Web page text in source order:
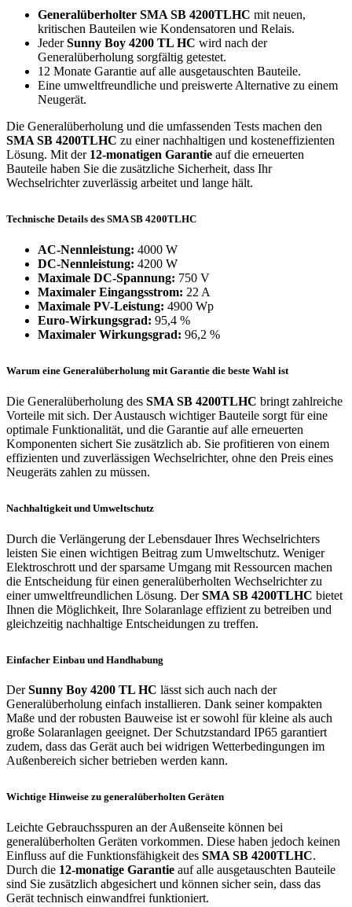
Generalüberholter SMA SB 4200TLHC mit neuen,
kritischen Bauteilen wie Kondensatoren und Relais.
JederSunny Boy 4200 TL HC wird nach der
Generalüberholung sorgfältig getestet.
12 Monate Garantie auf alle ausgetauschten Bauteile.
Eine umweltfreundliche und preiswerte Alternative zu einem
Neugerät.
Die Generalüberholung und die umfassenden Tests machen den
SMA SB 4200TLHC zu einer nachhaltigen und kosteneffizienten
Lösung. Mit der 12-monatigen Garantie auf die erneuerten
Bauteile haben Sie die zusätzliche Sicherheit, dass Ihr
Wechselrichter zuverlässig arbeitet und lange hält.
Technische Details des SMA SB 4200TLHC
AC-Nennleistung: 4000 W
DC-Nennleistung: 4200 W
Maximale DC-Spannung: 750 V
Maximaler Eingangsstrom: 22 A
Maximale PV-Leistung: 4900 Wp
Euro-Wirkungsgrad: 95,4 %
Maximaler Wirkungsgrad: 96,2 %
Warum eine Generalüberholung mit Garantie die beste Wahl ist
Die Generalüberholung des SMA SB 4200TLHC bringt zahlreiche
Vorteile mit sich. Der Austausch wichtiger Bauteile sorgt für eine
optimale Funktionalität, und die Garantie auf alle erneuerten
Komponenten sichert Sie zusätzlich ab. Sie profitieren von einem
effizienten und zuverlässigen Wechselrichter, ohne den Preis eines
Neugeräts zahlen zu müssen.
Nachhaltigkeit und Umweltschutz
Durch die Verlängerung der Lebensdauer Ihres Wechselrichters
leisten Sie einen wichtigen Beitrag zum Umweltschutz. Weniger
Elektroschrott und der sparsame Umgang mit Ressourcen machen
die Entscheidung für einen generalüberholten Wechselrichter zu
einer umweltfreundlichen Lösung. DerSMA SB 4200TLHC bietet
Ihnen die Möglichkeit, Ihre Solaranlage effizient zu betreiben und
gleichzeitig nachhaltige Entscheidungen zu treffen.
Einfacher Einbau und Handhabung
DerSunny Boy 4200 TL HC lässt sich auch nach der
Generalüberholung einfach installieren. Dank seiner kompakten
Maße und der robusten Bauweise ist er sowohl für kleine als auch
große Solaranlagen geeignet. Der Schutzstandard IP65 garantiert
zudem, dass das Gerät auch bei widrigen Wetterbedingungen im
Außenbereich sicher betrieben werden kann.
Wichtige Hinweise zu generalüberholten Geräten
Leichte Gebrauchsspuren an der Außenseite können bei
generalüberholten Geräten vorkommen. Diese haben jedoch keinen
Einfluss auf die Funktionsfähigkeit des SMA SB 4200TLHC.
Durch die 12-monatige Garantie auf alle ausgetauschten Bauteile
sind Sie zusätzlich abgesichert und können sicher sein, dass das
Gerät technisch einwandfrei funktioniert.